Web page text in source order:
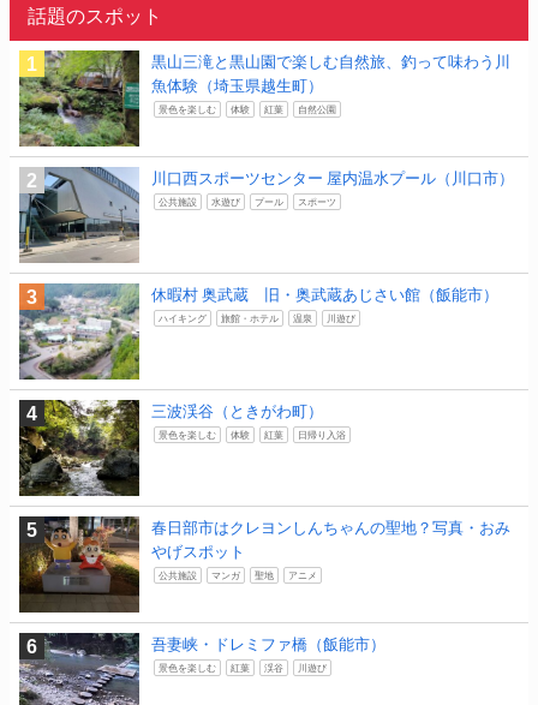
話題のスポット
黒山三滝と黒山園で楽しむ自然旅、釣って味わう川
魚体験（埼玉県越生町）
景色を楽しむ 体験 紅葉 自然公園
川口西スポーツセンター 屋内温水プール（川口市）
公共施設 水遊び プール スポーツ
休暇村 奥武蔵 旧・奥武蔵あじさい館（飯能市）
ハイキング 旅館・ホテル 温泉 川遊び
三波渓谷（ときがわ町）
景色を楽しむ 体験 紅葉 日帰り入浴
春日部市はクレヨンしんちゃんの聖地？写真・おみ
やげスポット
公共施設 マンガ 聖地 アニメ
吾妻峡・ドレミファ橋（飯能市）
景色を楽しむ 紅葉 渓谷 川遊び